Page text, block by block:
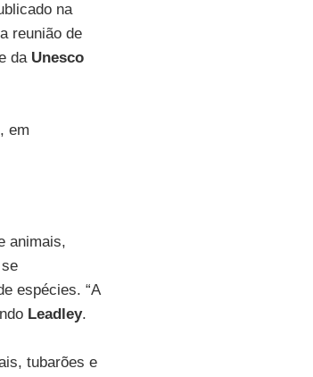
na
reunião de
da Unesco
em
animais,
espécies. “A
Leadley.
tubarões e